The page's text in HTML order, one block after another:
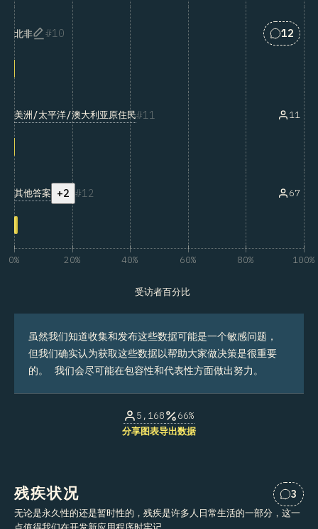
10
北非 匹配
12
11
美洲/太平洋/澳大利亚原住民 11
12
其他答案 +2 67
0% 20% 40% 60% 80% 100%
受访者百分比
虽然我们知道收集和发布这些数据可能是一个敏感问题，
但我们确实认为获取这些数据以帮助大家做决策是很重要
的。 我们会尽可能在包容性和代表性方面做出努力。
5,168
66%
分享图表导出数据
残疾状况
对“残
3
无论是永久性的还是暂时性的，残疾是许多人日常生活的一部分，这一